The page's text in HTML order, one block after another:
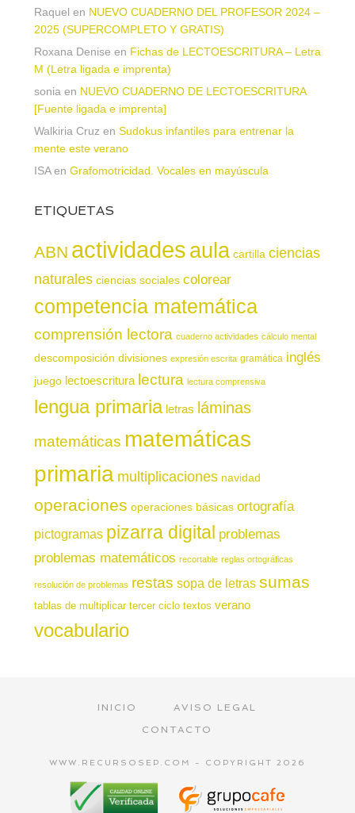
Raquel en NUEVO CUADERNO DEL PROFESOR 2024 –
2025 (SUPERCOMPLETO Y GRATIS)
Roxana Denise en Fichas de LECTOESCRITURA – Letra
M (Letra ligada e imprenta)
sonia en NUEVO CUADERNO DE LECTOESCRITURA
[Fuente ligada e imprenta]
Walkiria Cruz en Sudokus infantiles para entrenar la
mente este verano
ISAen Grafomotricidad. Vocales en mayúscula
ETIQUETAS
ABN actividadesaula cartilla ciencias
naturales ciencias sociales colorear
competencia matemática
comprensión lectora cuaderno actividades cálculo mental
descomposición divisiones expresión escrita gramática inglés
juego lectoescritura lectura lectura comprensiva
lengua primaria letras láminas
matemáticas matemáticas
primaria multiplicaciones navidad
operaciones operaciones básicas ortografía
pictogramas pizarra digital problemas
problemas matemáticos recortable reglas ortográficas
resolución de problemas restas sopa de letras sumas
tablas de multiplicar tercer ciclo textos verano
vocabulario
INICIO
AVISO LEGAL
CONTACTO
WWW.RECURSOSEP.COM - COPYRIGHT 2026